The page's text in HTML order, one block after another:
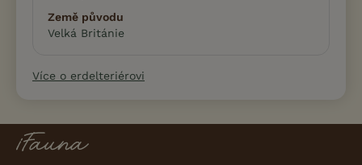
Země původu
Velká Británie
Více o erdelteriérovi